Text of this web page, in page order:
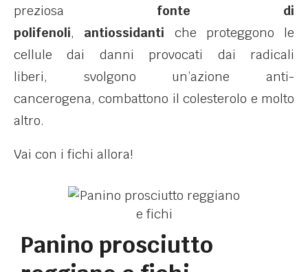
preziosa fonte di
polifenoli, antiossidanti che proteggono le
cellule dai danni provocati dai radicali
liberi, svolgono un’azione anti-
cancerogena, combattono il colesterolo e molto
altro.
Vai con i fichi allora!
Panino prosciutto